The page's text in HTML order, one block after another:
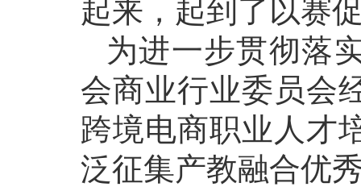
起来，起到了以赛
为进一步贯彻落
会商业行业委员会
跨境电商职业人才
泛征集产教融合优